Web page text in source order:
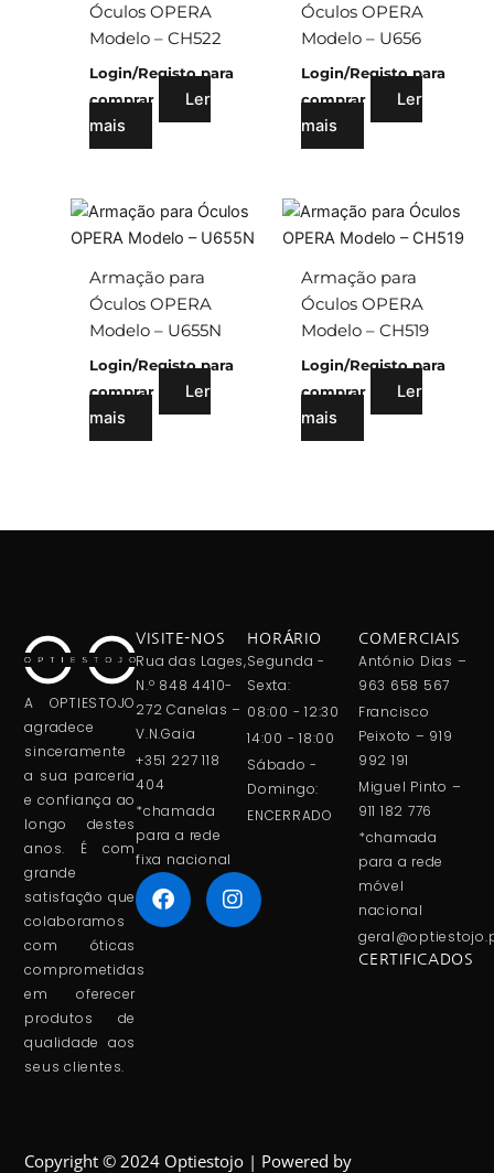
Óculos OPERA
Modelo – CH522
Login/Registo para
comprar
Ler
mais
Óculos OPERA
Modelo – U656
Login/Registo para
comprar
Ler
mais
Armação para
Óculos OPERA
Modelo – U655N
Login/Registo para
comprar
Ler
mais
Armação para
Óculos OPERA
Modelo – CH519
Login/Registo para
comprar
Ler
mais
A OPTIESTOJO
agradece
sinceramente
a sua parceria
e confiança ao
longo destes
anos. É com
grande
satisfação que
colaboramos
com óticas
comprometidas
em oferecer
produtos de
qualidade aos
seus clientes.
VISITE-NOS
Rua das Lages,
N.º 848 4410-
272 Canelas –
V.N.Gaia
+351 227 118
404
*chamada
para a rede
fixa nacional
HORÁRIO
Segunda -
Sexta:
08:00 - 12:30
14:00 - 18:00
Sábado -
Domingo:
ENCERRADO
COMERCIAIS
António Dias –
963 658 567
Francisco
Peixoto – 919
992 191
Miguel Pinto –
911 182 776
*chamada
para a rede
móvel
nacional
CERTIFICADOS
Copyright © 2024 Optiestojo | Powered by